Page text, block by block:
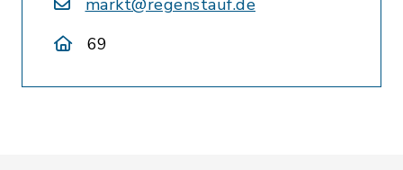
markt@regenstauf.de
69